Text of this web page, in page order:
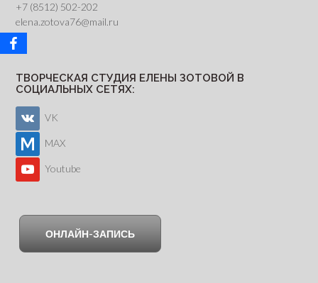
+7 (8512) 502-202
elena.zotova76@mail.ru
ТВОРЧЕСКАЯ СТУДИЯ ЕЛЕНЫ ЗОТОВОЙ В
СОЦИАЛЬНЫХ СЕТЯХ:
VK
MAX
Youtube
ОНЛАЙН-ЗАПИСЬ